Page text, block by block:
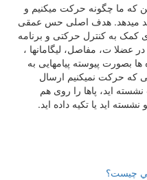
که ما چگونه حرکت میکنیم و
میدهد. هدف اصلی حس عمقی
کمک به کنترل حرکتی و برنامه
ت، مفاصل، لیگامانها ،
ها بصورت پیوسته پیامهایی به
که حرکت نمیکنیم ارسال
اید، پاها را روی هم
اید یا تکیه داده اید.
چيست؟